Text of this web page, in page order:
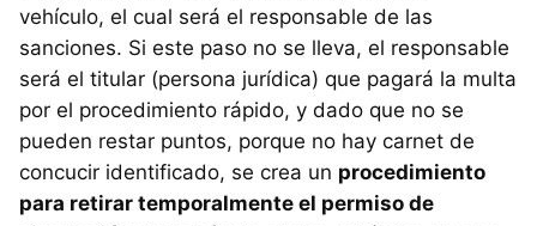
vehículo, el cual será el responsable de las
sanciones. Si este paso no se lleva, el responsable
será el titular (persona jurídica) que pagará la multa
por el procedimiento rápido, y dado que no se
pueden restar puntos, porque no hay carnet de
concucir identificado, se crea un procedimiento
para retirar temporalmente el permiso de